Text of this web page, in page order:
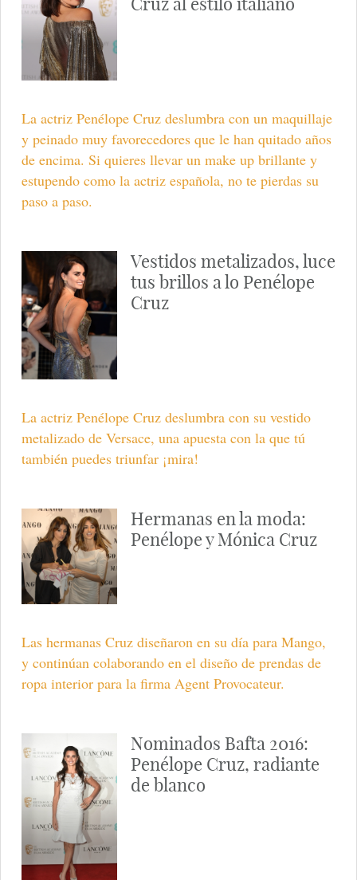
La actriz Penélope Cruz deslumbra con un maquillaje
y peinado muy favorecedores que le han quitado años
de encima. Si quieres llevar un make up brillante y
estupendo como la actriz española, no te pierdas su
paso a paso.
Vestidos metalizados, luce
tus brillos a lo Penélope
Cruz
La actriz Penélope Cruz deslumbra con su vestido
metalizado de Versace, una apuesta con la que tú
también puedes triunfar ¡mira!
Hermanas en la moda:
Penélope y Mónica Cruz
Las hermanas Cruz diseñaron en su día para Mango,
y continúan colaborando en el diseño de prendas de
ropa interior para la firma Agent Provocateur.
Nominados Bafta 2016:
Penélope Cruz, radiante
de blanco